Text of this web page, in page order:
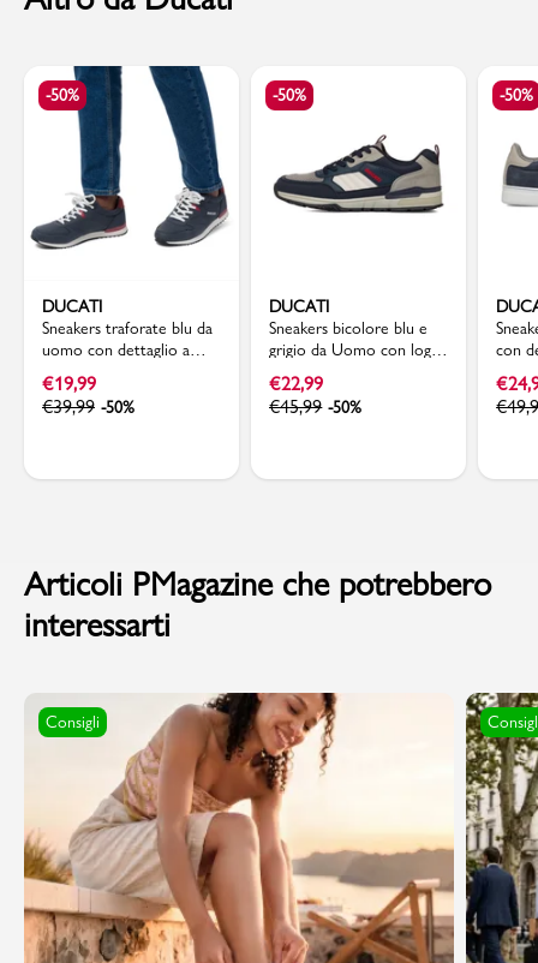
-50%
DUCATI
Sneakers traforate blu da
uomo con dettaglio a
contrasto e logo Ducati
€19,99
€39,99 -50%
-50%
DUCATI
Sneakers bicolore blu e
grigio da Uomo con logo
laterale Ducati
€22,99
€45,99 -50%
-50%
con
€
€
Articoli PMagazine che potrebbero
interessarti
Consigli